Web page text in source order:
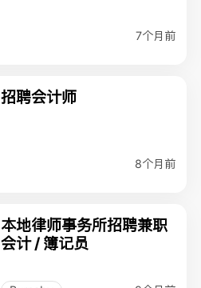
7个月前
招聘会计师
8个月前
本地律师事务所招聘兼职
会计 / 簿记员